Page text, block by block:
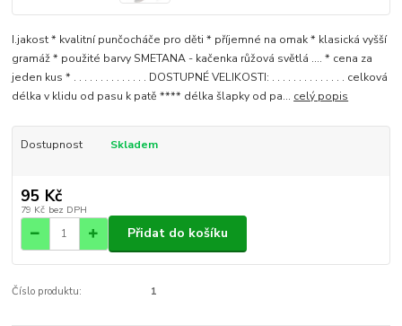
I.jakost * kvalitní punčocháče pro děti * příjemné na omak * klasická vyšší
gramáž * použité barvy SMETANA - kačenka růžová světlá .... * cena za
jeden kus * . . . . . . . . . . . . . . DOSTUPNÉ VELIKOSTI: . . . . . . . . . . . . . . celková
délka v klidu od pasu k patě **** délka šlapky od pa... celý popis
Dostupnost Skladem
95 Kč
79 Kč bez DPH
Přidat do košíku
Číslo produktu: 1